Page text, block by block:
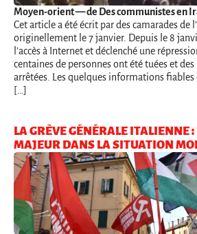
Moyen-orient— de Des communistes en
Cet article a été écrit par des camarades de
originellement le 7 janvier. Depuis le 8
l’accès à Internet et déclenché une
centaines de personnes ont été tuées et
arrêtées. Les quelques informations fiables
[…]
LA GRÈVE GÉNÉRALE ITALIENNE
MAJEUR DANS LA SITUATION